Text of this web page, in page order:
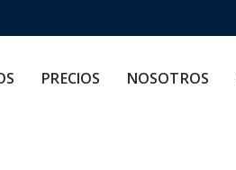
PRECIOS NOSOTROS